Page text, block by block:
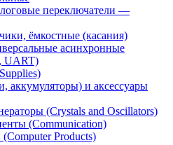
переключатели —
ёмкостные (касания)
асинхронные
UART)
аккумуляторы) и аксессуары
(Crystals and Oscillators)
(Communication)
Products)